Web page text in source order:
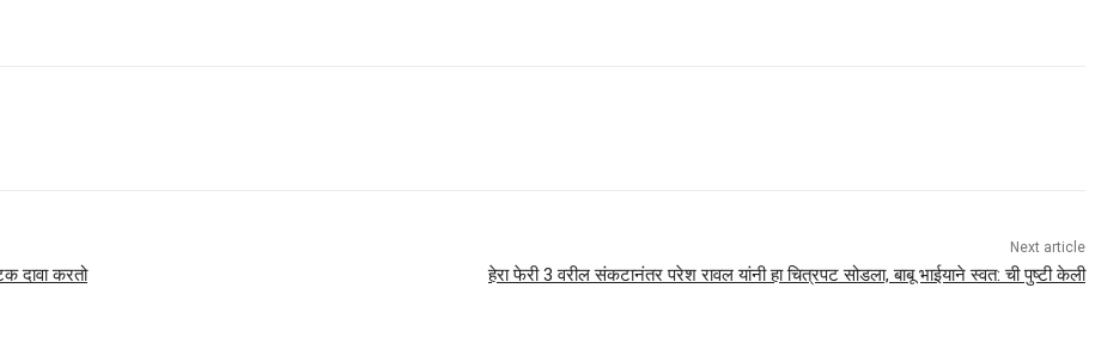
दावा करतो
Next article
हेरा फेरी 3 वरील संकटानंतर परेश रावल यांनी हा चित्रपट सोडला, बाबू भाईयाने स्वत: ची पुष्टी केली